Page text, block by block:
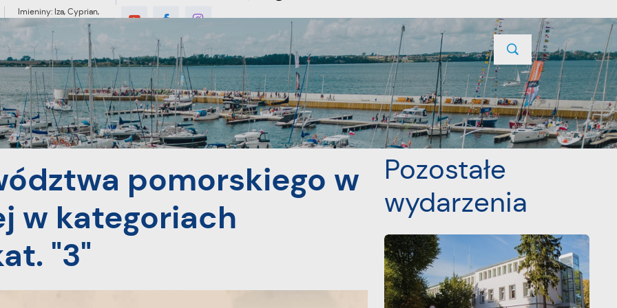
Imieniny: Iza, Cyprian,
Dominik
MIESZKANIEC TURYSTYKA INWESTYCJE PROJEKTY UNIJNE KONTAKT
w siatkówce plażówej w kategoriach młodzieżowych - kat. "3" POPRZEDNI NASTĘPNY
pomorskiego w
w kategoriach
"3"
Pozostałe
wydarzenia